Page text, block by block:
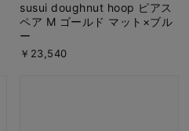
susui doughnut hoop ピアス
ペア M ゴールド マット×ブル
ー
￥23,540